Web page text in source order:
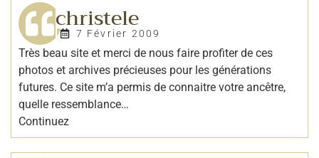
christele
7 Février 2009
Très beau site et merci de nous faire profiter de ces
photos et archives précieuses pour les générations
futures. Ce site m’a permis de connaitre votre ancêtre,
quelle ressemblance…
Continuez